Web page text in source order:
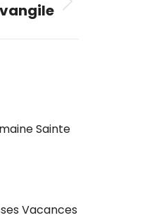
Sainte
Vacances